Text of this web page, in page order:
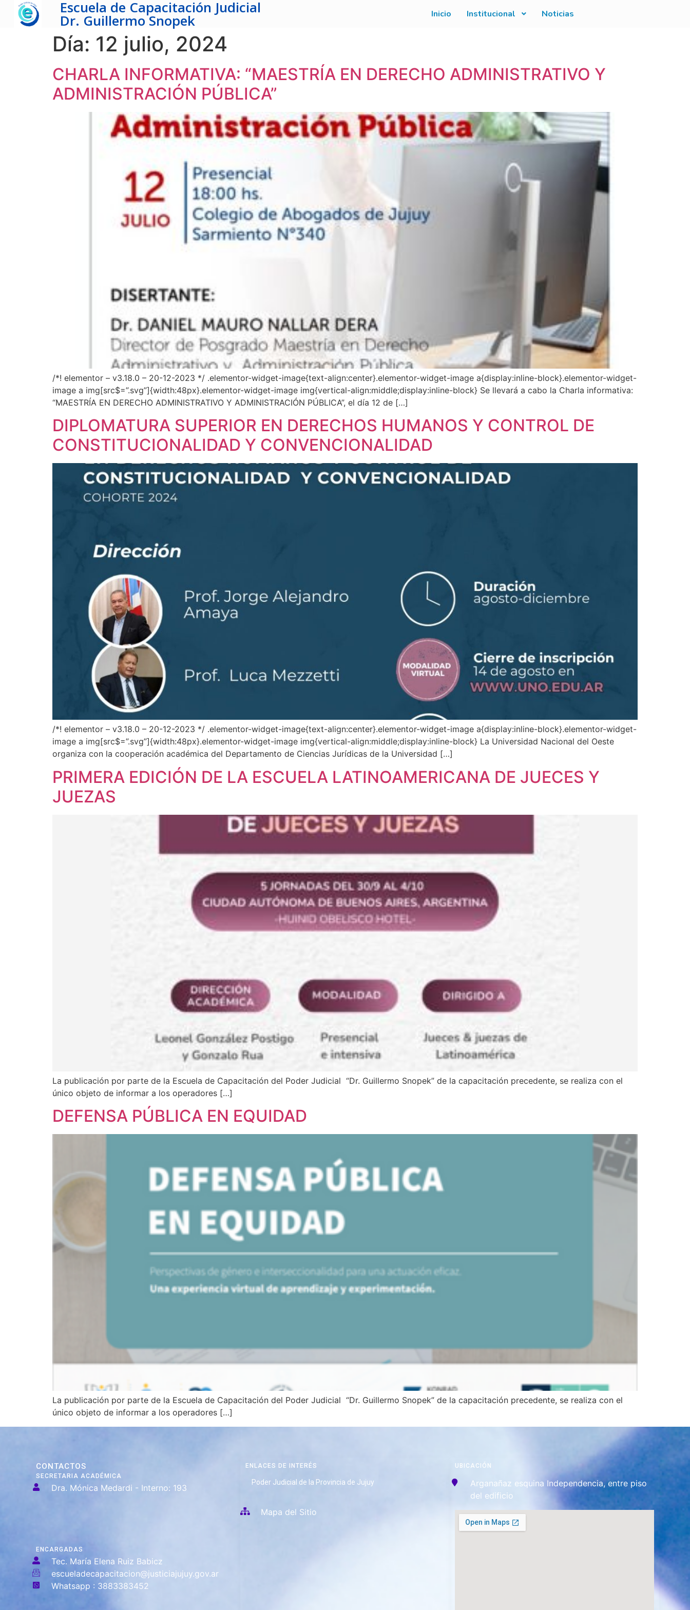
Escuela de Capacitación Judicial
Dr. Guillermo Snopek Inicio Institucional Noticias
Día: 12 julio, 2024
CHARLA INFORMATIVA: “MAESTRÍA EN DERECHO ADMINISTRATIVO Y
ADMINISTRACIÓN PÚBLICA”
/*! elementor – v3.18.0 – 20-12-2023 */ .elementor-widget-image{text-align:center}.elementor-widget-image a{display:inline-block}.elementor-widget-
image a img[src$=”.svg”]{width:48px}.elementor-widget-image img{vertical-align:middle;display:inline-block} Se llevará a cabo la Charla informativa:
“MAESTRÍA EN DERECHO ADMINISTRATIVO Y ADMINISTRACIÓN PÚBLICA”, el día 12 de […]
DIPLOMATURA SUPERIOR EN DERECHOS HUMANOS Y CONTROL DE
CONSTITUCIONALIDAD Y CONVENCIONALIDAD
/*! elementor – v3.18.0 – 20-12-2023 */ .elementor-widget-image{text-align:center}.elementor-widget-image a{display:inline-block}.elementor-widget-
image a img[src$=”.svg”]{width:48px}.elementor-widget-image img{vertical-align:middle;display:inline-block} La Universidad Nacional del Oeste
organiza con la cooperación académica del Departamento de Ciencias Jurídicas de la Universidad […]
PRIMERA EDICIÓN DE LA ESCUELA LATINOAMERICANA DE JUECES Y
JUEZAS
La publicación por parte de la Escuela de Capacitación del Poder Judicial “Dr. Guillermo Snopek” de la capacitación precedente, se realiza con el
único objeto de informar a los operadores […]
DEFENSA PÚBLICA EN EQUIDAD
La publicación por parte de la Escuela de Capacitación del Poder Judicial “Dr. Guillermo Snopek” de la capacitación precedente, se realiza con el
único objeto de informar a los operadores […]
CONTACTOS
SECRETARIA ACADÉMICA
Dra. Mónica Medardi - Interno: 193
ENCARGADAS
Tec. María Elena Ruiz Babicz
escueladecapacitacion@justiciajujuy.gov.ar
Whatsapp : 3883383452
ENLACES DE INTERÉS
Poder Judicial de la Provincia de Jujuy
Mapa del Sitio
UBICACIÓN
Arganañaz esquina Independencia, entre piso
del edificio